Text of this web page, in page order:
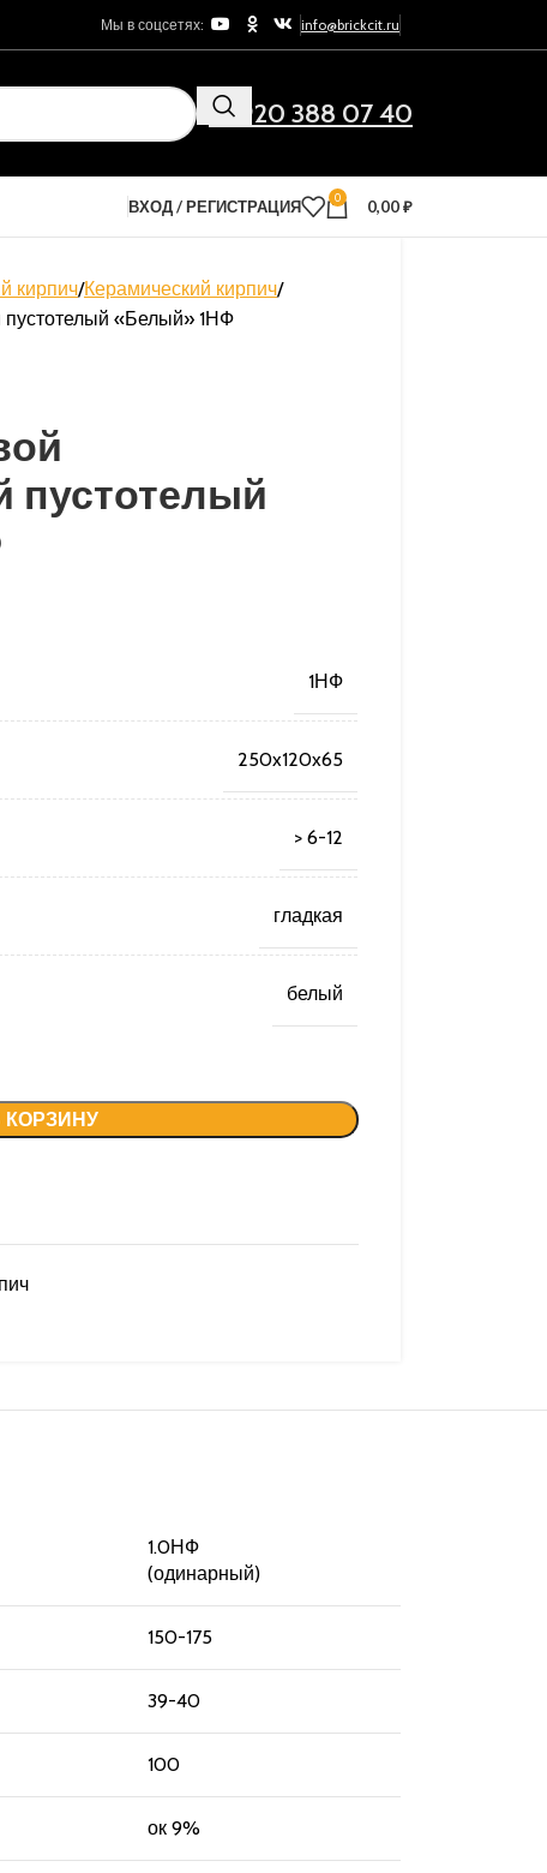
Мы в соцсетях: info@brickcit.ru
+7 920 388 07 40
ВХОД / РЕГИСТРАЦИЯ 0 0,00₽
кирпич Керамический кирпич
пустотелый «Белый» 1НФ
пустотелый
1НФ
250x120x65
> 6-12
гладкая
белый
КОРЗИНУ
1.0НФ
(одинарный)
150-175
39-40
100
ок 9%